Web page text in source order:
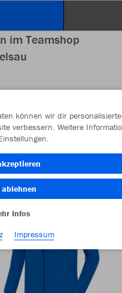
im Teamshop
können wir dir personalisierte
verbessern. Weitere
Infos
Impressum